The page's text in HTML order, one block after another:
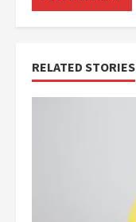
RELATED STORIES